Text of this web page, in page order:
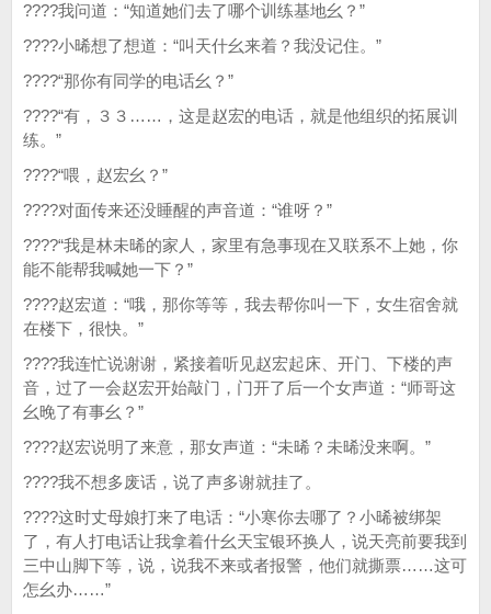
????我问道：“知道她们去了哪个训练基地幺？”
????小晞想了想道：“叫天什幺来着？我没记住。”
????“那你有同学的电话幺？”
????“有，３３……，这是赵宏的电话，就是他组织的拓展训
练。”
????“喂，赵宏幺？”
????对面传来还没睡醒的声音道：“谁呀？”
????“我是林未晞的家人，家里有急事现在又联系不上她，你
能不能帮我喊她一下？”
????赵宏道：“哦，那你等等，我去帮你叫一下，女生宿舍就
在楼下，很快。”
????我连忙说谢谢，紧接着听见赵宏起床、开门、下楼的声
音，过了一会赵宏开始敲门，门开了后一个女声道：“师哥这
幺晚了有事幺？”
????赵宏说明了来意，那女声道：“未晞？未晞没来啊。”
????我不想多废话，说了声多谢就挂了。
????这时丈母娘打来了电话：“小寒你去哪了？小晞被绑架
了，有人打电话让我拿着什幺天宝银环换人，说天亮前要我到
三中山脚下等，说，说我不来或者报警，他们就撕票……这可
怎幺办……”